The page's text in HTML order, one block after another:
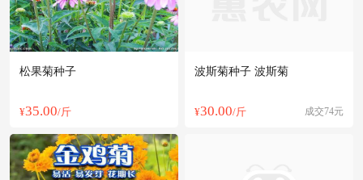
松果菊种子
¥35.00/斤
波斯菊种子 波斯菊
¥30.00/斤 成交74元